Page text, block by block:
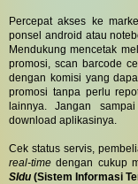
Percepat akses ke
ponsel android atau
Mendukung mencetak
promosi, scan barcode
dengan komisi yang
promosi tanpa perlu
lainnya. Jangan
download aplikasinya.
Cek status servis,
real-time dengan cukup
SIdu (Sistem Informasi